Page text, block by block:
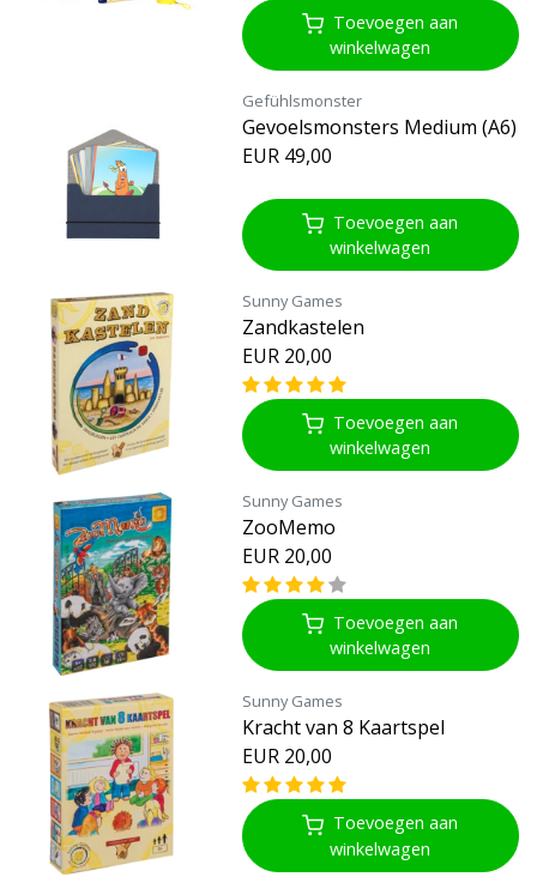
Toevoegen aan
winkelwagen
Gefühlsmonster
Gevoelsmonsters Medium (A6)
EUR 49,00
Toevoegen aan
winkelwagen
Sunny Games
Zandkastelen
EUR 20,00
Toevoegen aan
winkelwagen
Sunny Games
ZooMemo
EUR 20,00
Toevoegen aan
winkelwagen
Sunny Games
Kracht van 8 Kaartspel
EUR 20,00
Toevoegen aan
winkelwagen